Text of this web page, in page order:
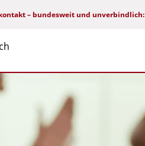
– bundesweit und unverbindlich: